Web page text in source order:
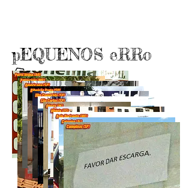
pEQUENOS eRRo